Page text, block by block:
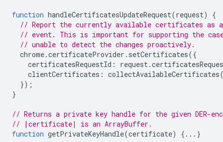
function handleCertificatesUpdateRequest(request)
{
// Report the currently available certificates as a
// event. This is important for supporting the
// unable to detect the changes proactively.
chrome.certificateProvider . setCertificates({
certificatesRequestId : request.
clientCertificates : collectAvailableCertificates
});
}
// Returns a private key handle for the given DER-
// |certificate| is an ArrayBuffer.
function getPrivateKeyHandle(certificate) {...}